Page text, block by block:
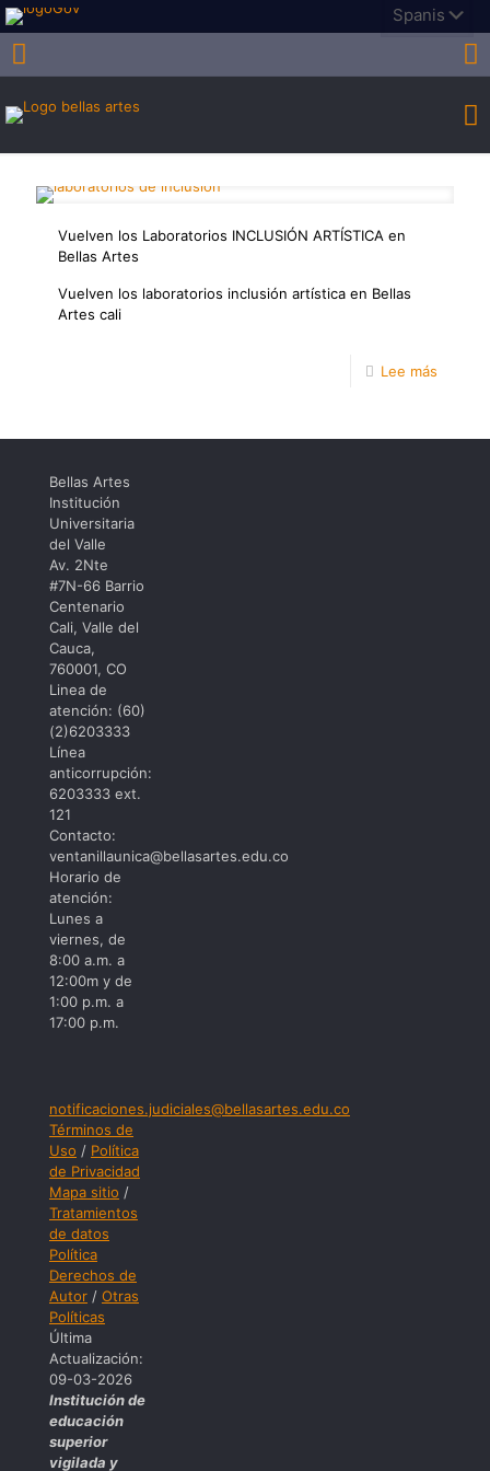
Vuelven los Laboratorios INCLUSIÓN ARTÍSTICA en
Bellas Artes
Vuelven los laboratorios inclusión artística en Bellas
Artes cali
Lee más
los
Bellas Artes
Institución
Universitaria
del Valle
Av. 2Nte
#7N-66 Barrio
Centenario
Cali, Valle del
Cauca,
760001, CO
Linea de
atención: (60)
(2)6203333
Línea
anticorrupción:
6203333 ext.
121
Contacto:
ventanillaunica@bellasartes.edu.co
Horario de
atención:
Lunes a
viernes, de
8:00 a.m. a
12:00m y de
1:00 p.m. a
17:00 p.m.
notificaciones.judiciales@bellasartes.edu.co
Términos de
Uso / Política
de Privacidad
Mapa sitio /
Tratamientos
de datos
Política
Derechos de
Autor / Otras
Políticas
Última
Actualización:
09-03-2026
Institución de
educación
superior
vigilada y